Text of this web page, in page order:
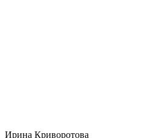
Ирина Криворотова